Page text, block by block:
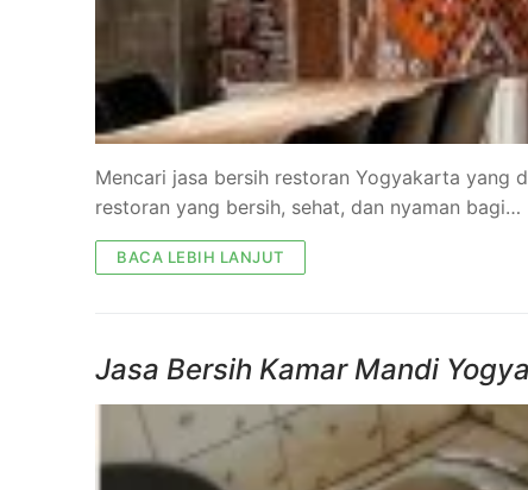
Mencari jasa bersih restoran Yogyakarta yang
restoran yang bersih, sehat, dan nyaman bagi…
BACA LEBIH LANJUT
Jasa Bersih Kamar Mandi